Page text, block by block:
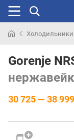
раньше
Холодильники
Gorenje
30 725 — 38 999